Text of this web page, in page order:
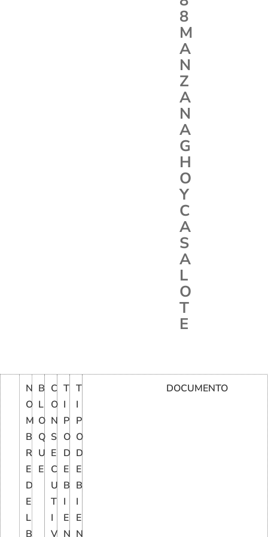
8
M
A
N
Z
A
N
A
G
H
O
Y
C
A
S
A
L
O
T
E
N
O
M
B
R
E
D
E
L
B
B
L
O
Q
U
E
C
O
N
S
E
C
U
T
I
V
T
I
P
O
D
E
B
I
E
N
T
I
P
O
D
E
B
I
E
N
DOCUMENTO